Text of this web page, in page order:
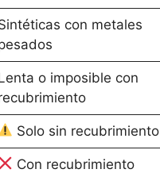
con metales
o imposible con
Solo sin recubrimiento
Con recubrimiento